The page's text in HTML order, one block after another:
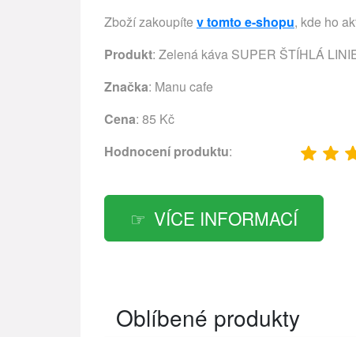
Zboží zakoupíte v tomto e-shopu, kde ho
Produkt: Zelená káva SUPER ŠTÍHLÁ
Značka: Manu cafe
Cena: 85 Kč
Hodnocení produktu:
VÍCE INFORMACÍ
Oblíbené produkty